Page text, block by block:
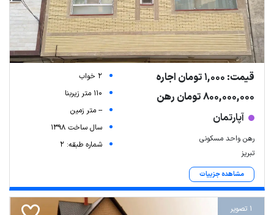
قیمت: 1,000 تومان اجاره
800,000,000 تومان رهن
آپارتمان
رهن واحد مسکونی
تبریز
مشاهده جزییات
2 خواب
110 متر زیربنا
-- متر زمین
سال ساخت 1398
شماره طبقه: 2
1 تصویر